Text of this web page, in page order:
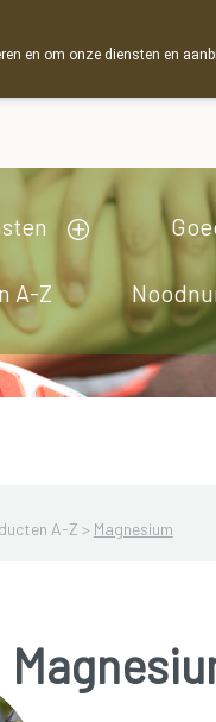
A-Z
A-Z > Magnesium
en om onze diensten en